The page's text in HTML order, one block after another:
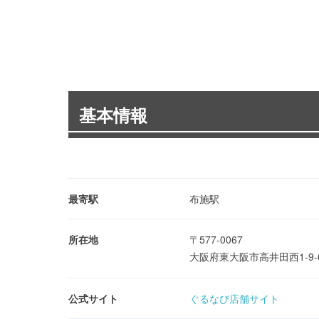
基本情報
最寄駅 布施駅
所在地
〒577-0067
大阪府東大阪市高井田西1-
公式サイト ぐるなび店舗サイト